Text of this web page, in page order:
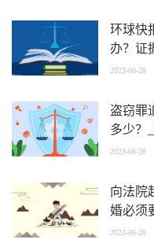
环球快
办？证
2023-06-28
盗窃罪
多少？
2023-06-28
向法院
婚必须
2023-06-28